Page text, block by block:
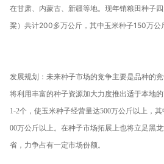
在甘肃、内蒙古、新疆等地。现年销粮田种子
粱）共计200多万公斤，其中玉米种子150万公
发展规划：未来种子市场的竞争主要是品种的
将利用丰富的种子资源加大力度推出适于本地
1-2个，使玉米种子经营量达500万公斤以上，
00万公斤以上。在种子市场拓展上也将立足黑
省，力争占有一定市场份额。